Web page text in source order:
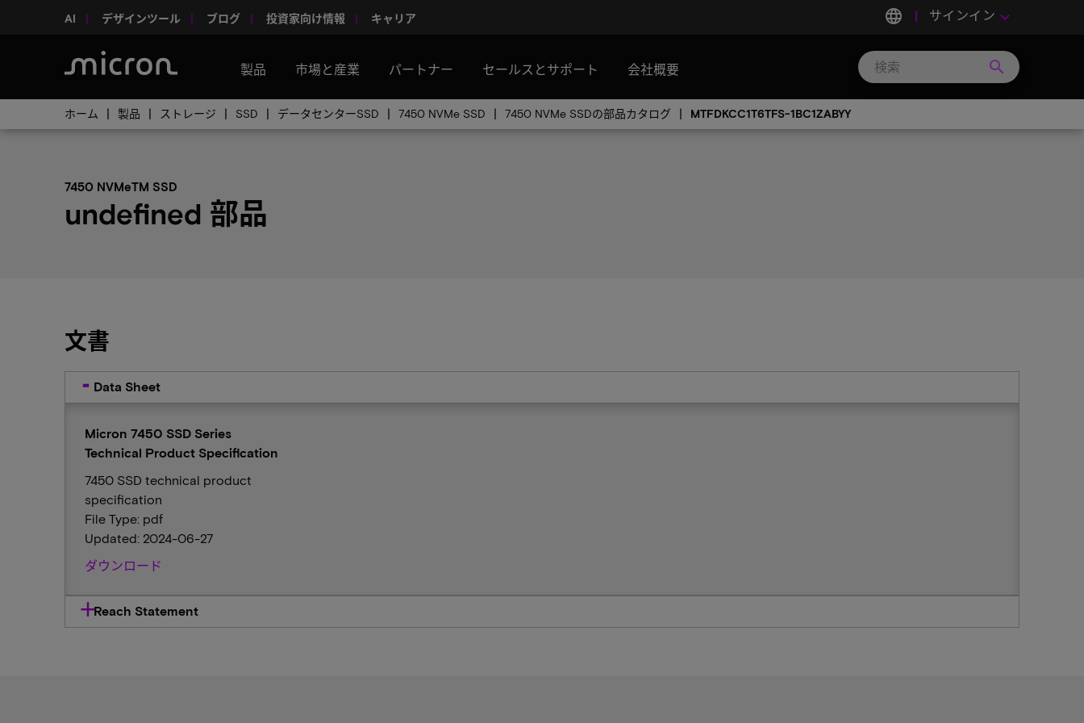
AI デザインツール ブログ 投資家向け情報 キャリア language サインイン keyboard_arrow_down
製品 市場と産業 パートナー セールスとサポート 会社概要 search
ホーム 製品 ストレージ SSD データセンターSSD 7450 NVMe SSD 7450 NVMe SSDの部品カタログ MTFDKCC1T6TFS-1BC1ZABYY
7450 NVMeTM SSD
undefined 部品
文書
Data Sheet
Micron 7450 SSD Series
Technical Product Specification
7450 SSD technical product
specification
File Type: pdf
Updated: 2024-06-27
ダウンロード
Reach Statement